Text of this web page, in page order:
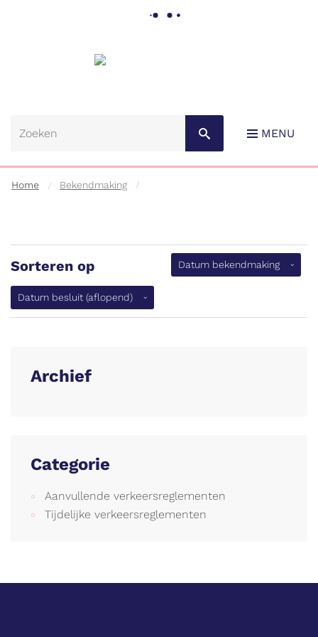
Naar
MENU
Home Bekendmaking
Sorteren op Datum bekendmaking
Datum besluit (aflopend)
Archief
Categorie
Aanvullende verkeersreglementen
Tijdelijke verkeersreglementen